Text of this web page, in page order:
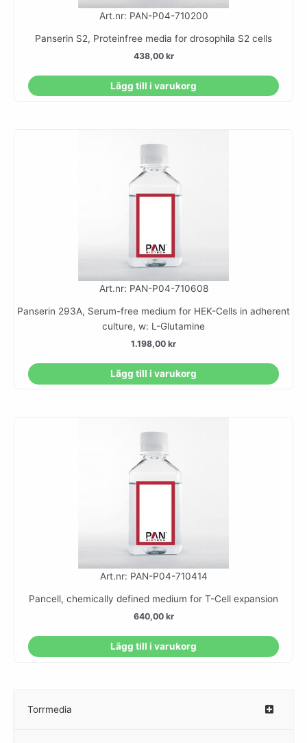
Art.nr: PAN-P04-710200
Panserin S2, Proteinfree media for drosophila S2 cells
438,00 kr
Lägg till i varukorg
Art.nr: PAN-P04-710608
Panserin 293A, Serum-free medium for HEK-Cells in adherent
culture, w: L-Glutamine
1.198,00 kr
Lägg till i varukorg
Art.nr: PAN-P04-710414
Pancell, chemically defined medium for T-Cell expansion
640,00 kr
Lägg till i varukorg
Torrmedia
–